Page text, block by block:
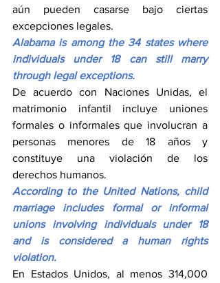
aún pueden casarse bajo ciertas
excepciones legales.
Alabama is among the 34 states where
individuals under 18 can still marry
through legal exceptions.
De acuerdo con Naciones Unidas, el
matrimonio infantil incluye uniones
formales o informales que involucran a
personas menores de 18 años y
constituye una violación de los
derechos humanos.
According to the United Nations, child
marriage includes formal or informal
unions involving individuals under 18
and is considered a human rights
violation.
En Estados Unidos, al menos 314,000